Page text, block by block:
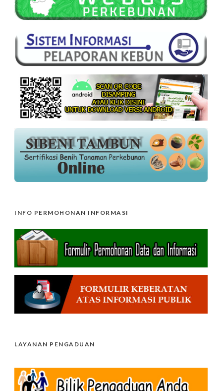
INFO PERMOHONAN INFORMASI
LAYANAN PENGADUAN